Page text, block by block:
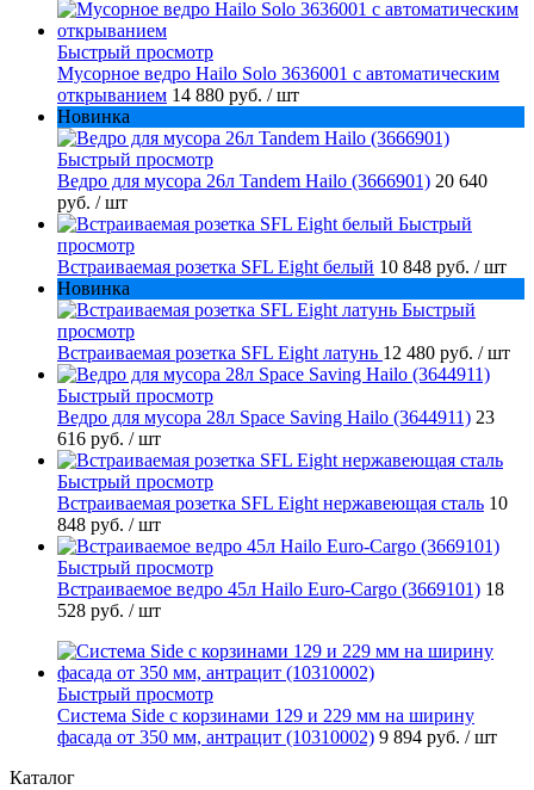
Быстрый просмотр
Мусорное ведро Hailo Solo 3636001 с автоматическим
открыванием 14 880 руб. / шт
Новинка
Быстрый просмотр
Ведро для мусора 26л Tandem Hailo (3666901) 20 640
руб. / шт
Быстрый
просмотр
Встраиваемая розетка SFL Eight белый 10 848 руб. / шт
Новинка
Быстрый
просмотр
Встраиваемая розетка SFL Eight латунь 12 480 руб. / шт
Быстрый просмотр
Ведро для мусора 28л Space Saving Hailo (3644911) 23
616 руб. / шт
Быстрый просмотр
Встраиваемая розетка SFL Eight нержавеющая сталь 10
848 руб. / шт
Быстрый просмотр
Встраиваемое ведро 45л Hailo Euro-Cargo (3669101) 18
528 руб. / шт
Быстрый просмотр
Система Side c корзинами 129 и 229 мм на ширину
фасада от 350 мм, антрацит (10310002) 9 894 руб. / шт
Каталог